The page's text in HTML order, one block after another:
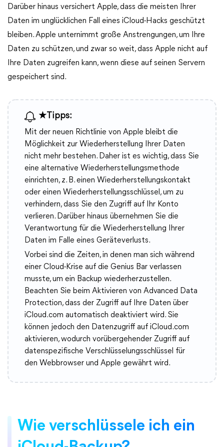
Darüber hinaus versichert Apple, dass die meisten Ihrer
Daten im unglücklichen Fall eines iCloud-Hacks geschützt
bleiben. Apple unternimmt große Anstrengungen, um Ihre
Daten zu schützen, und zwar so weit, dass Apple nicht auf
Ihre Daten zugreifen kann, wenn diese auf seinen Servern
gespeichert sind.
★Tipps:
Mit der neuen Richtlinie von Apple bleibt die
Möglichkeit zur Wiederherstellung Ihrer Daten
nicht mehr bestehen. Daher ist es wichtig, dass Sie
eine alternative Wiederherstellungsmethode
einrichten, z. B. einen Wiederherstellungskontakt
oder einen Wiederherstellungsschlüssel, um zu
verhindern, dass Sie den Zugriff auf Ihr Konto
verlieren. Darüber hinaus übernehmen Sie die
Verantwortung für die Wiederherstellung Ihrer
Daten im Falle eines Geräteverlusts.
Vorbei sind die Zeiten, in denen man sich während
einer Cloud-Krise auf die Genius Bar verlassen
musste, um ein Backup wiederherzustellen.
Beachten Sie beim Aktivieren von Advanced Data
Protection, dass der Zugriff auf Ihre Daten über
iCloud.com automatisch deaktiviert wird. Sie
können jedoch den Datenzugriff auf iCloud.com
aktivieren, wodurch vorübergehender Zugriff auf
datenspezifische Verschlüsselungsschlüssel für
den Webbrowser und Apple gewährt wird.
Wie verschlüssele ich ein